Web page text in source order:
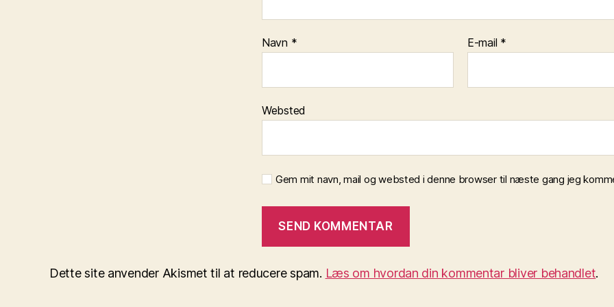
Navn * E-mail *
Websted
Gem mit navn, mail og websted i denne browser til næste gang jeg
Dette site anvender Akismet til at reducere spam. Læs om hvordan din kommentar bliver behandlet.